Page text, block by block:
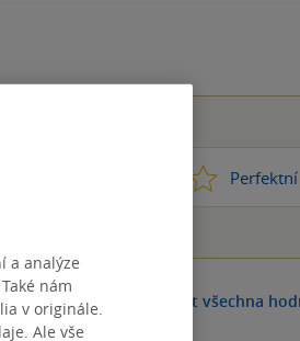
Perfektní
Zobrazit všechna
a analýze
nám
v originále.
Ale vše